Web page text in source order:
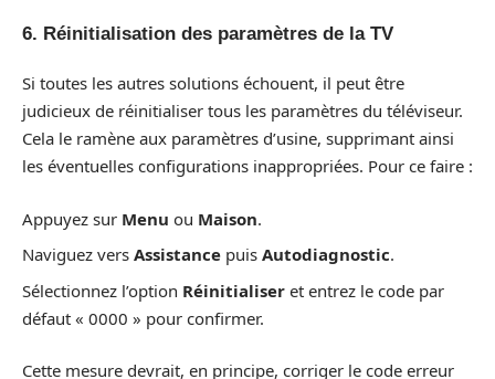
6. Réinitialisation des paramètres de la TV
Si toutes les autres solutions échouent, il peut être
judicieux de réinitialiser tous les paramètres du téléviseur.
Cela le ramène aux paramètres d’usine, supprimant ainsi
les éventuelles configurations inappropriées. Pour ce faire :
Appuyez sur Menu ou Maison.
Naviguez vers Assistance puis Autodiagnostic.
Sélectionnez l’option Réinitialiser et entrez le code par
défaut « 0000 » pour confirmer.
Cette mesure devrait, en principe, corriger le code erreur